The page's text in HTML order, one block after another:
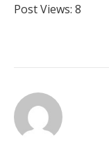
Post Views: 8